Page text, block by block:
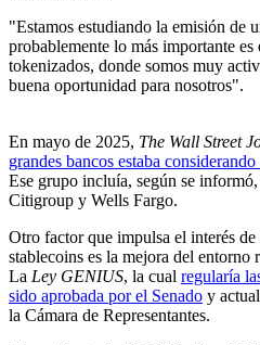
"Estamos estudiando la emisión de
probablemente lo más importante
tokenizados, donde somos muy
buena oportunidad para nosotros".
En mayo de 2025, The Wall Street
grandes bancos estaba
Ese grupo incluía, según se
Citigroup y Wells Fargo.
Otro factor que impulsa el interés
stablecoins es la mejora del entorno
La Ley GENIUS, la cual regularía
sido aprobada por el Senado y
la Cámara de Representantes.